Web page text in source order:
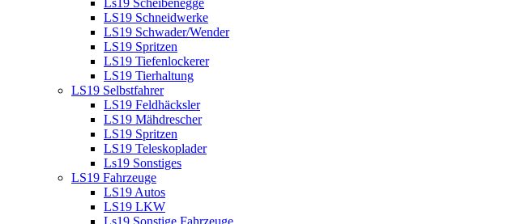
Ls19 Scheibenegge
LS19 Schneidwerke
LS19 Schwader/Wender
LS19 Spritzen
LS19 Tiefenlockerer
LS19 Tierhaltung
LS19 Selbstfahrer
LS19 Feldhäcksler
LS19 Mähdrescher
LS19 Spritzen
LS19 Teleskoplader
Ls19 Sonstiges
LS19 Fahrzeuge
LS19 Autos
LS19 LKW
Ls19 Sonstige Fahrzeuge